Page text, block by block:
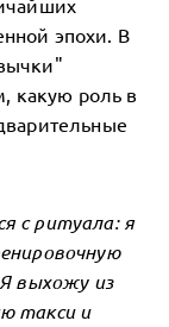
эпохи. В
какую роль в
с ритуала: я
выхожу из
такси и